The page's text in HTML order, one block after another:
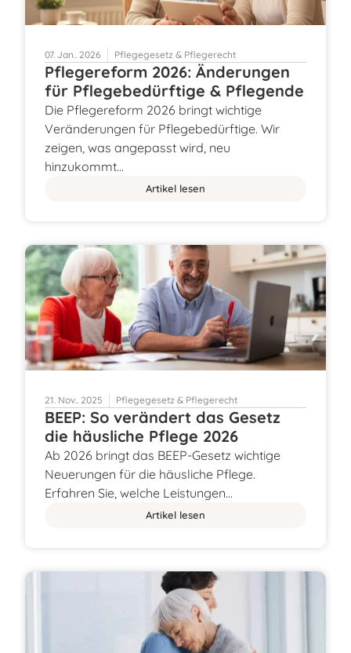
07. Jan.. 2026 Pflegegesetz & Pflegerecht
Pflegereform 2026: Änderungen
für Pflegebedürftige & Pflegende
Die Pflegereform 2026 bringt wichtige
Veränderungen für Pflegebedürftige. Wir
zeigen, was angepasst wird, neu
hinzukommt…
Artikel lesen
21. Nov.. 2025 Pflegegesetz & Pflegerecht
BEEP: So verändert das Gesetz
die häusliche Pflege 2026
Ab 2026 bringt das BEEP-Gesetz wichtige
Neuerungen für die häusliche Pflege.
Erfahren Sie, welche Leistungen…
Artikel lesen